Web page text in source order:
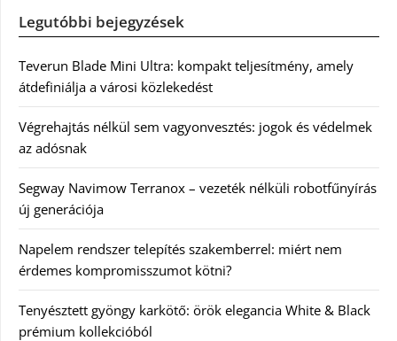
Legutóbbi bejegyzések
Teverun Blade Mini Ultra: kompakt teljesítmény, amely
átdefiniálja a városi közlekedést
Végrehajtás nélkül sem vagyonvesztés: jogok és védelmek
az adósnak
Segway Navimow Terranox – vezeték nélküli robotfűnyírás
új generációja
Napelem rendszer telepítés szakemberrel: miért nem
érdemes kompromisszumot kötni?
Tenyésztett gyöngy karkötő: örök elegancia White & Black
prémium kollekcióból